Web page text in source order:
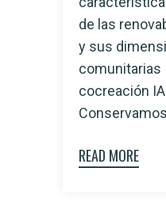
de las
y sus
comunitarias
cocreación
READ MORE